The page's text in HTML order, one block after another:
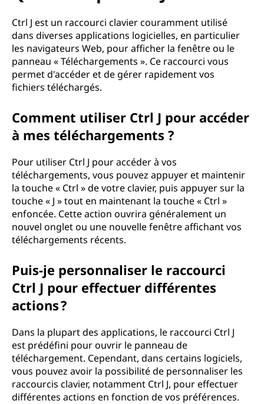
Ctrl J est un raccourci clavier couramment utilisé
dans diverses applications logicielles, en particulier
les navigateurs Web, pour afficher la fenêtre ou le
panneau « Téléchargements ». Ce raccourci vous
permet d'accéder et de gérer rapidement vos
fichiers téléchargés.
Comment utiliser Ctrl J pour accéder
à mes téléchargements ?
Pour utiliser Ctrl J pour accéder à vos
téléchargements, vous pouvez appuyer et maintenir
la touche « Ctrl » de votre clavier, puis appuyer sur la
touche « J » tout en maintenant la touche « Ctrl »
enfoncée. Cette action ouvrira généralement un
nouvel onglet ou une nouvelle fenêtre affichant vos
téléchargements récents.
Puis-je personnaliser le raccourci
Ctrl J pour effectuer différentes
actions ?
Dans la plupart des applications, le raccourci Ctrl J
est prédéfini pour ouvrir le panneau de
téléchargement. Cependant, dans certains logiciels,
vous pouvez avoir la possibilité de personnaliser les
raccourcis clavier, notamment Ctrl J, pour effectuer
différentes actions en fonction de vos préférences.